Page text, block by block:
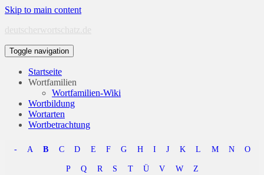
Skip to main content
deutscherwortschatz.de
Toggle navigation
Startseite
Wortfamilien
Wortfamilien-Wiki
Wortbildung
Wortarten
Wortbetrachtung
- A B C D E F G H I J K L M N O
P Q R S T Ü V W Z